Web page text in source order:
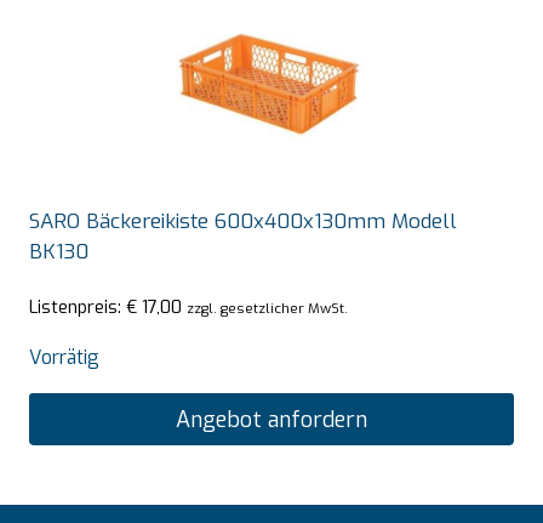
SARO Bäckereikiste 600x400x130mm Modell
BK130
Listenpreis: € 17,00 zzgl. gesetzlicher MwSt.
Vorrätig
Angebot anfordern